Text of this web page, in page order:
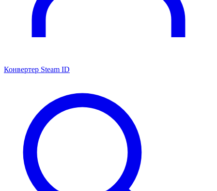
Конвертер Steam ID